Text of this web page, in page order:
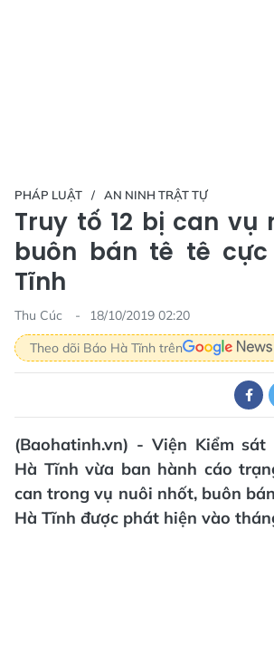
PHÁP LUẬT AN NINH TRẬT TỰ
Truy tố 12 bị can vụ
buôn bán tê tê
Tĩnh
Thu Cúc
18/10/2019 02:20
Theo dõi Báo Hà Tĩnh trên
(Baohatinh.vn) - Viện Kiểm
Hà Tĩnh vừa ban hành cáo
can trong vụ nuôi nhốt, buôn
Hà Tĩnh được phát hiện vào